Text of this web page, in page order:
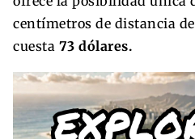
centímetros de distancia
cuesta 73 dólares.